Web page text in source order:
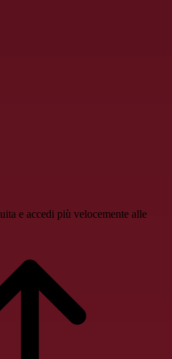
e accedi più velocemente alle